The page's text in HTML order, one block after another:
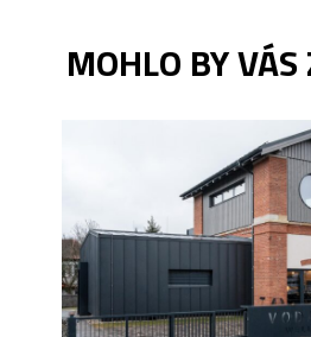
MOHLO BY